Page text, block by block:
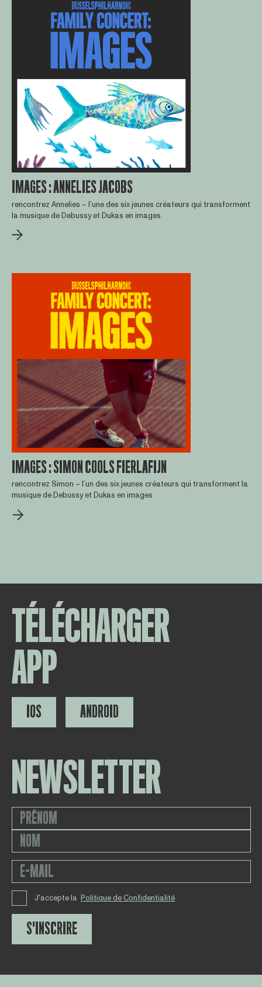
IMAGES : ANNELIES JACOBS
rencontrez Annelies – l’une des six jeunes créateurs qui transforment
la musique de Debussy et Dukas en images
IMAGES : SIMON COOLS FIERLAFIJN
rencontrez Simon – l’un des six jeunes créateurs qui transforment la
musique de Debussy et Dukas en images
TÉLÉCHARGER
APP
IOS ANDROID
NEWSLETTER
J'accepte la Politique de Confidentialité
S'INSCRIRE